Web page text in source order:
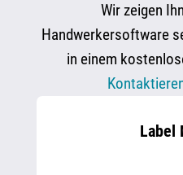
Wir zeigen
Handwerkersoftware
in einem
Label